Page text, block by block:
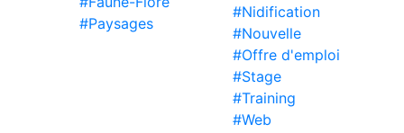
#Paysages
#Nidification
#Nouvelle
#Offre d'emploi
#Stage
#Training
#Web